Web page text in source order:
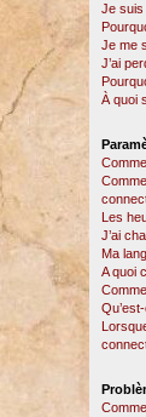
Je suis
Je me
J’ai
À quoi
Les
J’ai
Ma
A quoi